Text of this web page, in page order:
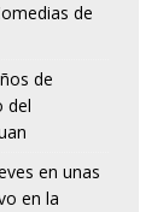
de
de
del
en unas
en la